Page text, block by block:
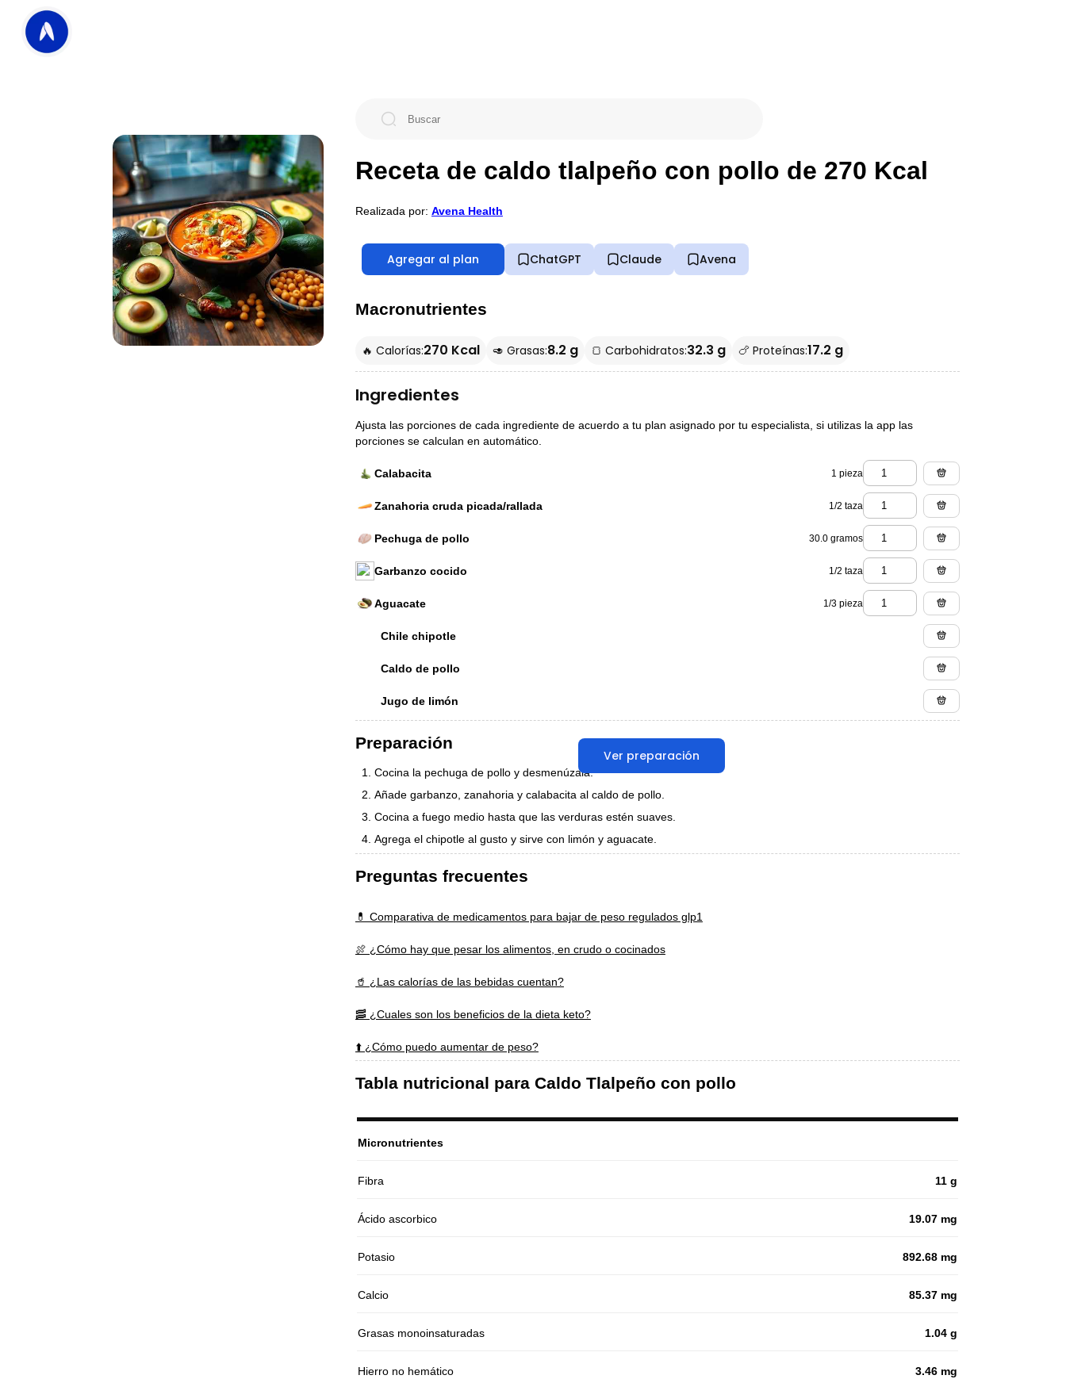
Receta de caldo tlalpeño con pollo de 270 Kcal
Realizada por: Avena Health
Agregar al plan ChatGPT Claude Avena
Macronutrientes
🔥 Calorías:270 Kcal 🥑 Grasas:8.2 g 🍞 Carbohidratos:32.3 g 🍗 Proteínas:17.2 g
Ingredientes
Ajusta las porciones de cada ingrediente de acuerdo a tu plan asignado por tu especialista, si utilizas la app las
porciones se calculan en automático.
Calabacita 1 pieza
Zanahoria cruda picada/rallada 1/2 taza
Pechuga de pollo 30.0 gramos
Garbanzo cocido 1/2 taza
Aguacate 1/3 pieza
Chile chipotle
Caldo de pollo
Jugo de limón
Ver preparación
Preparación
Cocina la pechuga de pollo y desmenúzala.
Añade garbanzo, zanahoria y calabacita al caldo de pollo.
Cocina a fuego medio hasta que las verduras estén suaves.
Agrega el chipotle al gusto y sirve con limón y aguacate.
Preguntas frecuentes
💊 Comparativa de medicamentos para bajar de peso regulados glp1
🍖 ¿Cómo hay que pesar los alimentos, en crudo o cocinados
🥤 ¿Las calorías de las bebidas cuentan?
🥓 ¿Cuales son los beneficios de la dieta keto?
⬆️ ¿Cómo puedo aumentar de peso?
Tabla nutricional para Caldo Tlalpeño con pollo
Micronutrientes
Fibra 11 g
Ácido ascorbico 19.07 mg
Potasio 892.68 mg
Calcio 85.37 mg
Grasas monoinsaturadas 1.04 g
Hierro no hemático 3.46 mg